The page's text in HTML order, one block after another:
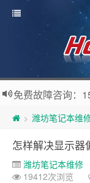
> 潍坊笔记本维
怎样解决显示器
潍坊笔记本维修
19412次浏览